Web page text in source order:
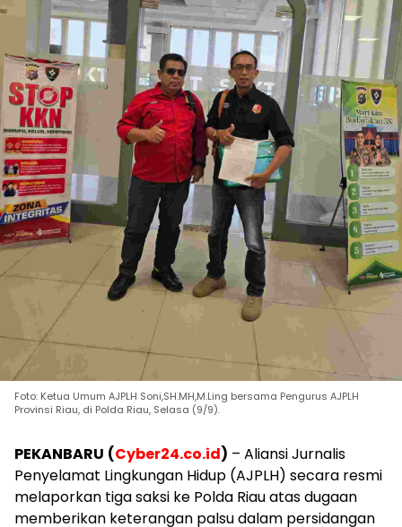
Foto: Ketua Umum AJPLH Soni,SH.MH,M.Ling bersama Pengurus AJPLH
Provinsi Riau, di Polda Riau, Selasa (9/9).
PEKANBARU (Cyber24.co.id) – Aliansi Jurnalis
Penyelamat Lingkungan Hidup (AJPLH) secara resmi
melaporkan tiga saksi ke Polda Riau atas dugaan
memberikan keterangan palsu dalam persidangan